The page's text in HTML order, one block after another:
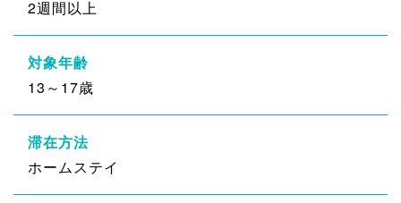
2週間以上
対象年齢
13～17歳
滞在方法
ホームステイ